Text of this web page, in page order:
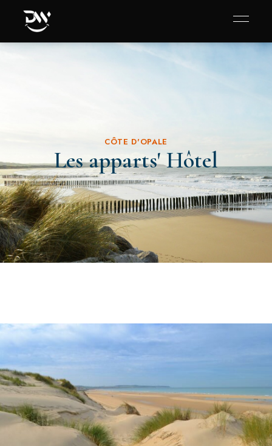
CÔTE D'OPALE
Les apparts' Hôtel